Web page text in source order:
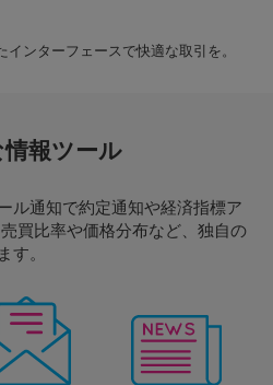
インターフェースで快適な取引を。
報ツール
ル通知で約定通知や経済指標ア
買比率や価格分布など、独自の
。